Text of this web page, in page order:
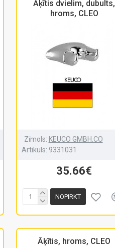
Āķītis dvielim, dubults,
hroms, CLEO
Zīmols: KEUCO GMBH.CO
Artikuls: 9331031
35.66€
NOPIRKT
Āķītis, hroms, CLEO